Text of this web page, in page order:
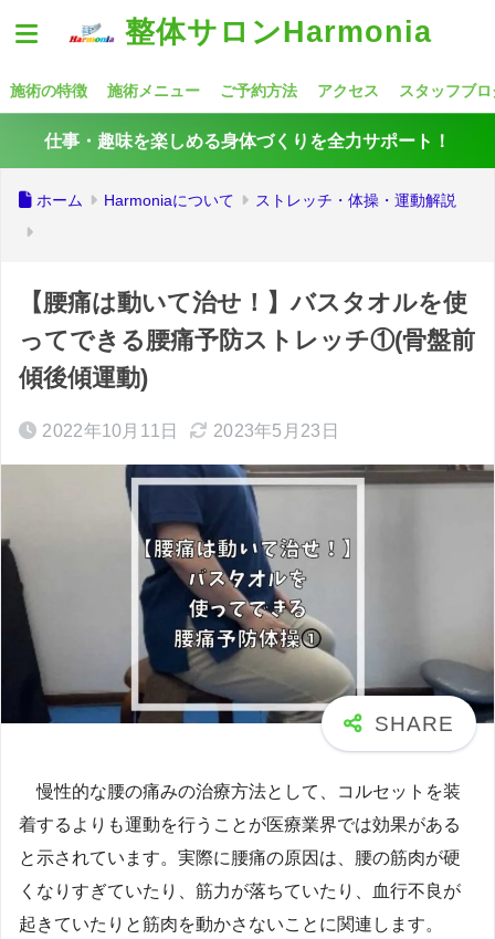
整体サロンHarmonia
施術の特徴 施術メニュー ご予約方法 アクセス スタッフブロ
仕事・趣味を楽しめる身体づくりを全力サポート！
ホーム Harmoniaについて ストレッチ・体操・運動解説
【腰痛は動いて治せ！】バスタオルを使
ってできる腰痛予防ストレッチ①(骨盤前
傾後傾運動)
2022年10月11日 2023年5月23日
慢性的な腰の痛みの治療方法として、コルセットを装
着するよりも運動を行うことが医療業界では効果がある
と示されています。実際に腰痛の原因は、腰の筋肉が硬
くなりすぎていたり、筋力が落ちていたり、血行不良が
起きていたりと筋肉を動かさないことに関連します。